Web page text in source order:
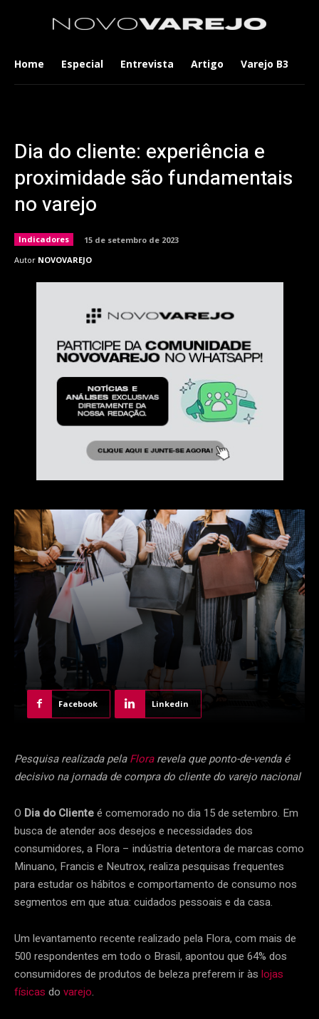
Home Especial Entrevista Artigo Varejo B3
Dia do cliente: experiência e
proximidade são fundamentais
no varejo
Indicadores
15 de setembro de 2023
Autor NOVOVAREJO
Facebook Linkedin
Pesquisa realizada pelaFlorarevela que ponto-de-venda é
decisivo na jornada de compra do cliente do varejo nacional
O Dia do Clienteé comemorado no dia 15 de setembro. Em
busca de atender aos desejos e necessidades dos
consumidores, a Flora – indústria detentora de marcas como
Minuano, Francis e Neutrox, realiza pesquisas frequentes
para estudar os hábitos e comportamento de consumo nos
segmentos em que atua: cuidados pessoais e da casa.
Um levantamento recente realizado pela Flora, com mais de
500 respondentes em todo o Brasil, apontou que 64% dos
consumidores de produtos de beleza preferem ir às lojas
físicas do varejo.